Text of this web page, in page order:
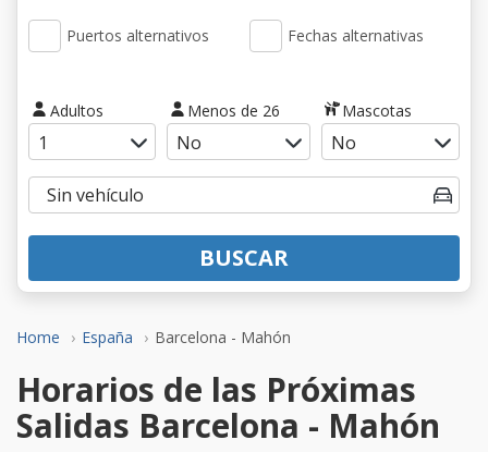
Home España Barcelona - Mahón
Puertos alternativos Fechas alternativas
Adultos Menos de 26 Mascotas
BUSCAR
Horarios de las Próximas
Salidas Barcelona - Mahón